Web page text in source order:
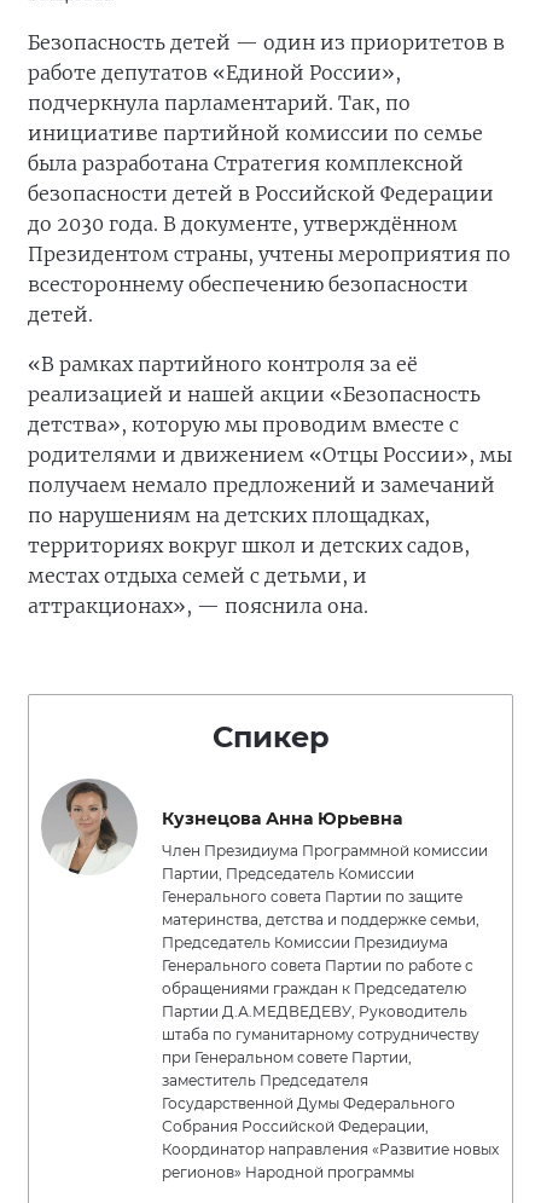
Безопасность детей — один из приоритетов в
работе депутатов «Единой России»,
подчеркнула парламентарий. Так, по
инициативе партийной комиссии по семье
была разработана Стратегия комплексной
безопасности детей в Российской Федерации
до 2030 года. В документе, утверждённом
Президентом страны, учтены мероприятия по
всестороннему обеспечению безопасности
детей.
«В рамках партийного контроля за её
реализацией и нашей акции «Безопасность
детства», которую мы проводим вместе с
родителями и движением «Отцы России», мы
получаем немало предложений и замечаний
по нарушениям на детских площадках,
территориях вокруг школ и детских садов,
местах отдыха семей с детьми, и
аттракционах», — пояснила она.
Спикер
Кузнецова Анна Юрьевна
Член Президиума Программной комиссии
Партии, Председатель Комиссии
Генерального совета Партии по защите
материнства, детства и поддержке семьи,
Председатель Комиссии Президиума
Генерального совета Партии по работе с
обращениями граждан к Председателю
Партии Д.А.МЕДВЕДЕВУ, Руководитель
штаба по гуманитарному сотрудничеству
при Генеральном совете Партии,
заместитель Председателя
Государственной Думы Федерального
Собрания Российской Федерации,
Координатор направления «Развитие новых
регионов» Народной программы